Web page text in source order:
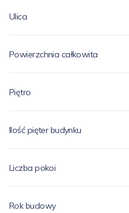
Ulica
Powierzchnia całkowita
Piętro
Ilość pięter budynku
Liczba pokoi
Rok budowy